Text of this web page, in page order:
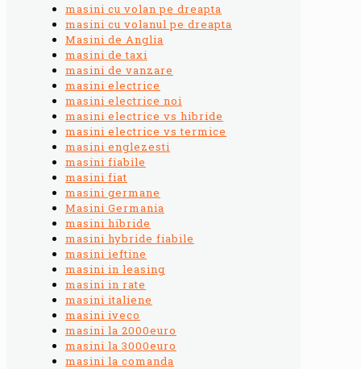
masini cu volan pe dreapta
masini cu volanul pe dreapta
Masini de Anglia
masini de taxi
masini de vanzare
masini electrice
masini electrice noi
masini electrice vs hibride
masini electrice vs termice
masini englezesti
masini fiabile
masini fiat
masini germane
Masini Germania
masini hibride
masini hybride fiabile
masini ieftine
masini in leasing
masini in rate
masini italiene
masini iveco
masini la 2000euro
masini la 3000euro
masini la comanda